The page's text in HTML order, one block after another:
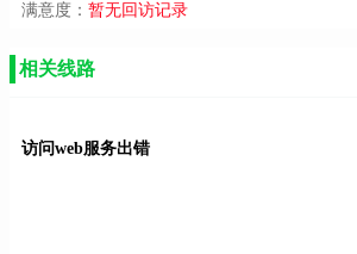
满意度： 暂无回访记录
相关线路
访问web服务出错